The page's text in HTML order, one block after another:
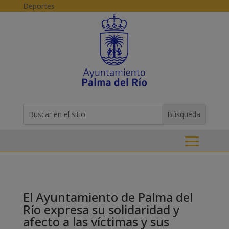
Skip to content
Deportes
for...
El Ayuntamiento de Palma del
Río expresa su solidaridad y
afecto a las víctimas y sus